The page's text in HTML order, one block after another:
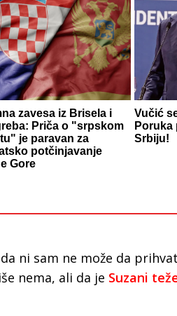
zavesa iz Brisela i
Priča o "srpskom
je paravan za
potčinjavanje
Gore
Vučić
Poruka
Srbiju!
ni sam ne može da
nema, ali da je Suzani